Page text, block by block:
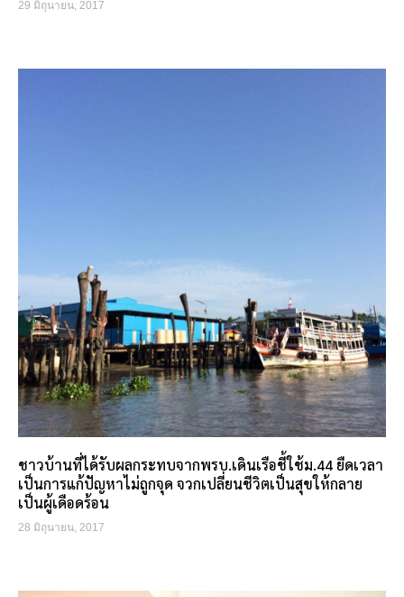
29 มิถุนายน, 2017
ชาวบ้านที่ได้รับผลกระทบจากพรบ.เดินเรือชี้ใช้ม.44 ยืดเวลา
เป็นการแก้ปัญหาไม่ถูกจุด จวกเปลี่ยนชีวิตเป็นสุขให้กลาย
เป็นผู้เดือดร้อน
28 มิถุนายน, 2017